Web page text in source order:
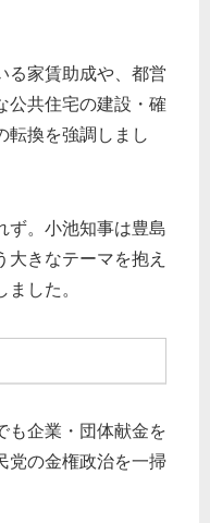
家賃助成や、都営
公共住宅の建設・確
転換を強調しまし
。小池知事は豊島
大きなテーマを抱え
した。
企業・団体献金を
党の金権政治を一掃